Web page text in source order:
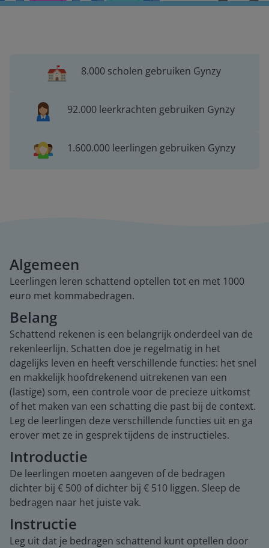
8.000 scholen gebruiken Gynzy
92.000 leerkrachten gebruiken Gynzy
1.600.000 leerlingen gebruiken Gynzy
Algemeen
Leerlingen leren schattend optellen tot en met 1000
euro met kommabedragen.
Belang
Schattend rekenen is een belangrijk onderdeel van de
rekenleerlijn. Schatten doe je regelmatig in het
dagelijks leven en heeft verschillende functies: het snel
en makkelijk hoofdrekenend uitrekenen van een
(lastige) som, een controle voor de precieze uitkomst
of het maken van een schatting die past bij de context.
Leg de leerlingen deze verschillende functies uit en ga
erover met ze in gesprek tijdens de instructieles.
Introductie
De leerlingen moeten aangeven of de bedragen
dichter bij € 500 of dichter bij € 510 liggen. Sleep de
bedragen naar het juiste vak.
Instructie
Leg uit dat je bedragen schattend kunt optellen door